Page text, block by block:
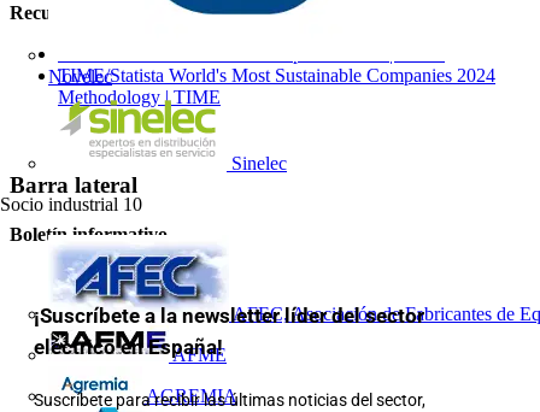
Novelec
Sinelec
Socio industrial 10
AFEC, Asociación de Fabricantes de
AFME
AGREMIA
Recursos relacionados
TIME/Statista World's Most Sustainable Companies 2024
Methodology | TIME
Barra lateral
Boletín informativo
¡Suscríbete a la newsletter líder del sector
eléctrico en España!
Suscríbete para recibir las últimas noticias del sector,